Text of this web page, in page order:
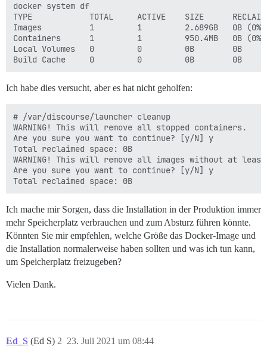
docker system df
TYPE            TOTAL     ACTIVE    SIZE
Images          1         1         2.689GB   0B (0%)
Containers      1         1         950.4MB   0B (0%)
Local Volumes   0         0         0B        0B
Ich habe dies versucht, aber es hat nicht geholfen:
# /var/discourse/launcher cleanup
WARNING! This will remove all stopped containers.
Are you sure you want to continue? [y/N] y
Total reclaimed space: 0B
WARNING! This will remove all images without at
Are you sure you want to continue? [y/N] y
Ich mache mir Sorgen, dass die Installation in der Produktion immer
mehr Speicherplatz verbrauchen und zum Absturz führen könnte.
Könnten Sie mir empfehlen, welche Größe das Docker-Image und
die Installation normalerweise haben sollten und was ich tun kann,
um Speicherplatz freizugeben?
Vielen Dank.
Ed_S (Ed S) 23. Juli 2021 um 08:44
2